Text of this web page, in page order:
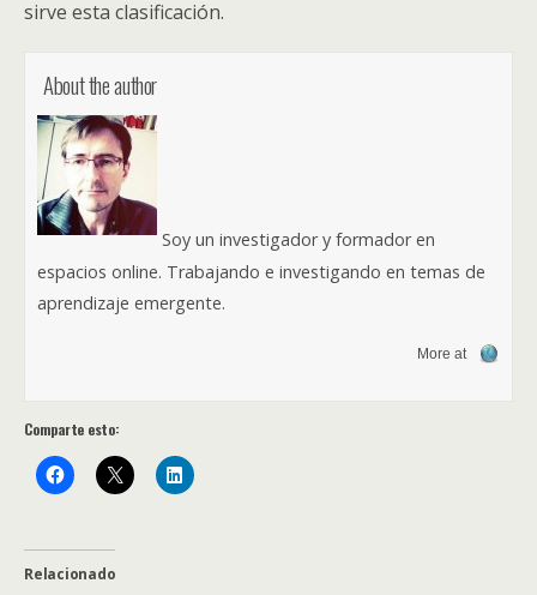
sirve esta clasificación.
About the author
Soy un investigador y formador en
espacios online. Trabajando e investigando en temas de
aprendizaje emergente.
More at
Comparte esto:
Relacionado